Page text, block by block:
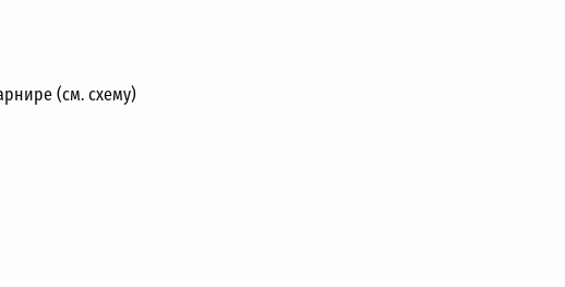
(см. схему)